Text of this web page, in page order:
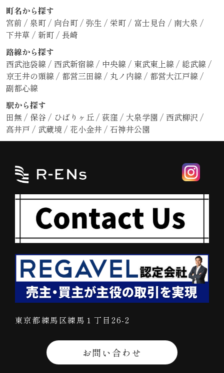
町名から探す
宮前 / 泉町/ 向台町/ 弥生 / 栄町/ 富士見台 / 南大泉 /
下井草 / 新町/ 長崎
路線から探す
西武池袋線/ 西武新宿線/ 中央線/ 東武東上線/ 総武線/
京王井の頭線/ 都営三田線/ 丸ノ内線/ 都営大江戸線/
副都心線
駅から探す
田無 / 保谷 / ひばりヶ丘/ 荻窪 / 大泉学園 / 西武柳沢 /
高井戸 / 武蔵境/ 花小金井 / 石神井公園
東京都練馬区練馬１丁目26-2
お問い合わせ